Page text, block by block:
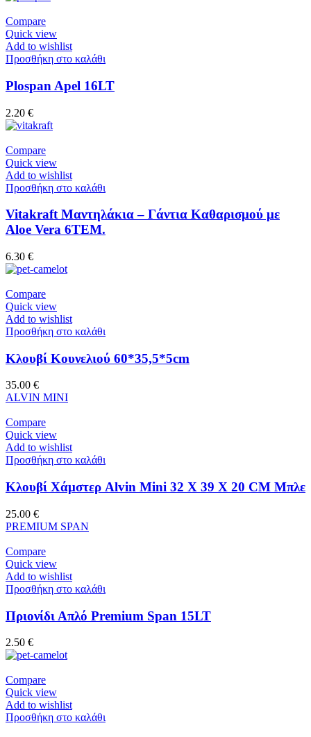
Compare
Quick view
Add to wishlist
Προσθήκη στο καλάθι
Plospan Apel 16LT
2.20 €
Compare
Quick view
Add to wishlist
Προσθήκη στο καλάθι
Vitakraft Μαντηλάκια – Γάντια Καθαρισμού με
Aloe Vera 6ΤΕΜ.
6.30 €
Compare
Quick view
Add to wishlist
Προσθήκη στο καλάθι
Κλουβί Κουνελιού 60*35,5*5cm
35.00 €
ALVIN MINI
Compare
Quick view
Add to wishlist
Προσθήκη στο καλάθι
Κλουβί Χάμστερ Alvin Mini 32 X 39 X 20 CM Μπλε
25.00 €
PREMIUM SPAN
Compare
Quick view
Add to wishlist
Προσθήκη στο καλάθι
Πριονίδι Απλό Premium Span 15LT
2.50 €
Compare
Quick view
Add to wishlist
Προσθήκη στο καλάθι